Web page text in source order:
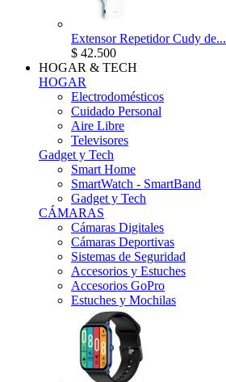
Extensor Repetidor Cudy de...
$ 42.500
HOGAR & TECH
HOGAR
Electrodomésticos
Cuidado Personal
Aire Libre
Televisores
Gadget y Tech
Smart Home
SmartWatch - SmartBand
Gadget y Tech
CÁMARAS
Cámaras Digitales
Cámaras Deportivas
Sistemas de Seguridad
Accesorios y Estuches
Accesorios GoPro
Estuches y Mochilas